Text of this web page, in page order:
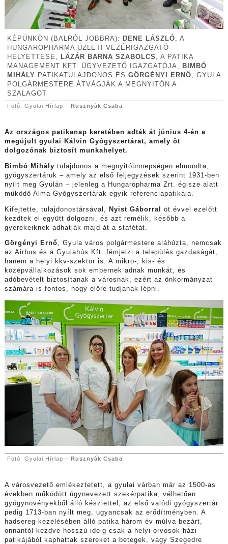
KÉPÜNKÖN (BALRÓL JOBBRA): DENE LÁSZLÓ, A
HUNGAROPHARMA ÜZLETI VEZÉRIGAZGATÓ-
HELYETTESE,
LÁZÁR BARNA SZABOLCS , A PATIKA
MANAGEMENT KFT. ÜGYVEZETŐ IGAZGATÓJA,
BIMBÓ
MIHÁLY
PATIKATULAJDONOS ÉS GÖRGÉNYI ERNŐ, GYULA
POLGÁRMESTERE ÁTVÁGJÁK A MEGNYITÓN A
SZALAGOT
Fotó: Gyulai Hírlap – Rusznyák Csaba
Az országos patikanap keretében adták át június 4-én a
megújult gyulai Kálvin Gyógyszertárat, amely öt
dolgozónak biztosít munkahelyet.
Bimbó Mihály tulajdonos a megnyitóünnepségen elmondta,
gyógyszertáruk – amely az első feljegyzések szerint 1931-ben
nyílt meg Gyulán – jelenleg a Hungaropharma Zrt. égisze alatt
működő Alma Gyógyszertárak egyik referenciapatikája.
Kifejtette, tulajdonostársával, Nyist Gáborral
öt évvel ezelőtt
kezdtek el együtt dolgozni, és azt remélik, később a
gyerekeiknek adhatják majd át a stafétát.
Görgényi Ernő, Gyula város polgármestere aláhúzta, nemcsak
az Airbus és a Gyulahús Kft. fémjelzi a település gazdaságát,
hanem a helyi kkv-szektor is. A mikro-, kis- és
középvállalkozások sok embernek adnak munkát, és
adóbevételt biztosítanak a városnak, ezért az önkormányzat
számára is fontos, hogy előre tudjanak lépni.
Fotó: Gyulai Hírlap – Rusznyák Csaba
A városvezető emlékeztetett, a gyulai várban már az 1500-as
években működött úgynevezett szekérpatika, vélhetően
gyógynövényekből álló készlettel, az első valódi gyógyszertár
pedig 1713-ban nyílt meg, ugyancsak az erődítményben. A
hadsereg kezelésében álló patika három év múlva bezárt,
onnantól kezdve hosszú ideig csak a helyi orvosok házi
patikájából kaphattak szereket a betegek, vagy Szegedre